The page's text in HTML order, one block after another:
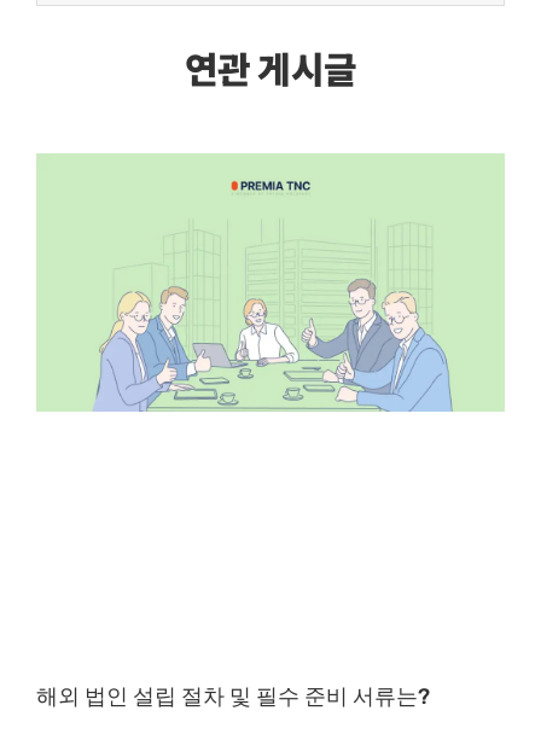
연관 게시글
해외 법인 설립 절차 및 필수 준비 서류는?